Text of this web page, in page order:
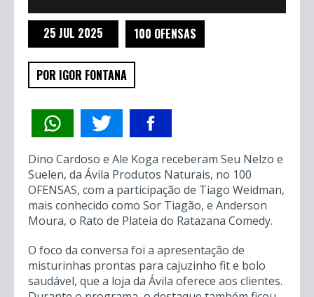
25 JUL 2025 100 OFENSAS
POR IGOR FONTANA
Dino Cardoso e Ale Koga receberam Seu Nelzo e
Suelen, da Ávila Produtos Naturais, no 100
OFENSAS, com a participação de Tiago Weidman,
mais conhecido como Sor Tiagão, e Anderson
Moura, o Rato de Plateia do Ratazana Comedy.
O foco da conversa foi a apresentação de
misturinhas prontas para cajuzinho fit e bolo
saudável, que a loja da Ávila oferece aos clientes.